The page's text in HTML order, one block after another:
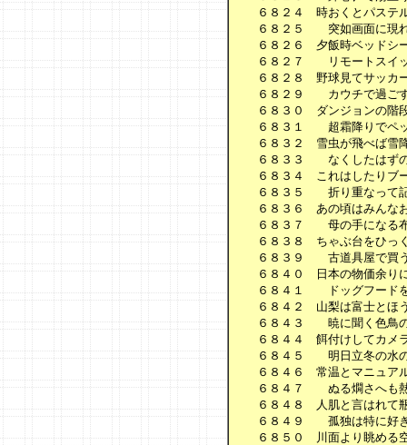
６８２４　時おくとパステ
６８２５　　突如画面に現
６８２６　夕飯時ベッドシ
６８２７　　リモートスイ
６８２８　野球見てサッ
６８２９　　カウチで過
６８３０　ダンジョンの階
６８３１　　超霜降りでペ
６８３２　雪虫が飛べば雪
６８３３　　なくしたは
６８３４　これはしたり
６８３５　　折り重なって
６８３６　あの頃はみんな
６８３７　　母の手になる
６８３８　ちゃぶ台をひっ
６８３９　　古道具屋で買
６８４０　日本の物価余り
６８４１　　ドッグフード
６８４２　山梨は富士とほ
６８４３　　暁に聞く色
６８４４　餌付けしてカメ
６８４５　　明日立冬の水
６８４６　常温とマニュア
６８４７　　ぬる燗さへも
６８４８　人肌と言はれて
６８４９　　孤独は特に好
６８５０　川面より眺める